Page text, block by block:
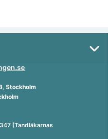
Stockholm
(Tandläkarnas